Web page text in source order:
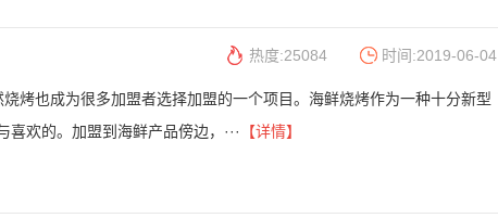
时间:2019-06-04
热度:25084
烤也成为很多加盟者选择加盟的一个项目。海鲜烧烤作为一种十分新型
欢的。加盟到海鲜产品傍边，···
【详情】